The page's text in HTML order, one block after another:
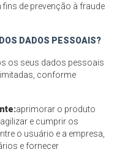
de prevenção à fraude
DADOS PESSOAIS?
os seus dados pessoais
conforme
aprimorar o produto
e cumprir os
o usuário e a empresa,
e fornecer